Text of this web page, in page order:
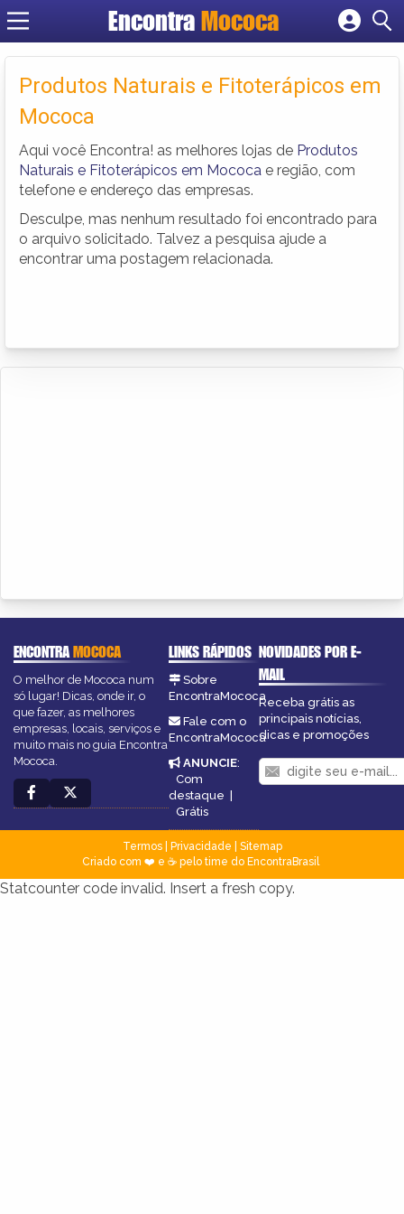
Encontra Mococa
Criar conta
Produtos Naturais e Fitoterápicos em
Mococa
Aqui você Encontra! as melhores lojas de Produtos
Naturais e Fitoterápicos em Mococa e região, com
telefone e endereço das empresas.
Desculpe, mas nenhum resultado foi encontrado para
o arquivo solicitado. Talvez a pesquisa ajude a
encontrar uma postagem relacionada.
ENCONTRAMOCOCA
O melhor de Mococa num
só lugar! Dicas, onde ir, o
que fazer, as melhores
empresas, locais, serviços e
muito mais no guia Encontra
Mococa.
LINKS RÁPIDOS
Sobre
EncontraMococa
Fale com o
EncontraMococa
ANUNCIE:
Com
destaque |
Grátis
NOVIDADES POR E-
MAIL
Receba grátis as
principais notícias,
dicas e promoções
Termos| Privacidade
Sitemap
Criado com ❤️ e ☕ pelo time do EncontraBrasil
Statcounter code invalid. Insert a fresh copy.